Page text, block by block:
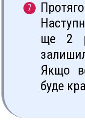
ще 2
Якщо
буде